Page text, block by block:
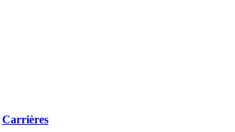
Carrières